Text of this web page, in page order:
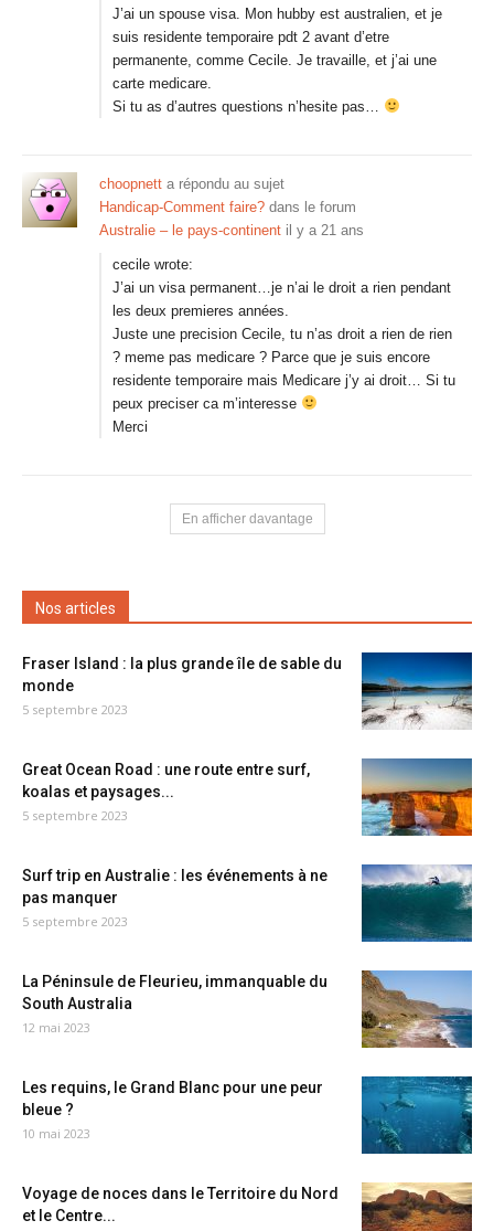
J’ai un spouse visa. Mon hubby est australien, et je
suis residente temporaire pdt 2 avant d’etre
permanente, comme Cecile. Je travaille, et j’ai une
carte medicare.
Si tu as d’autres questions n’hesite pas…
choopnett a répondu au sujet
Handicap-Comment faire? dans le forum
Australie – le pays-continent il y a 21 ans
cecile wrote:
J’ai un visa permanent…je n’ai le droit a rien pendant
les deux premieres années.
Juste une precision Cecile, tu n’as droit a rien de rien
? meme pas medicare ? Parce que je suis encore
residente temporaire mais Medicare j’y ai droit… Si tu
peux preciser ca m’interesse
Merci
En afficher davantage
Nos articles
Fraser Island : la plus grande île de sable du
monde
5 septembre 2023
Great Ocean Road : une route entre surf,
koalas et paysages...
5 septembre 2023
Surf trip en Australie : les événements à ne
pas manquer
5 septembre 2023
La Péninsule de Fleurieu, immanquable du
South Australia
12 mai 2023
Les requins, le Grand Blanc pour une peur
bleue ?
10 mai 2023
Voyage de noces dans le Territoire du Nord
et le Centre...